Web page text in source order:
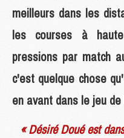
meilleurs dans les
les courses à
pressions par match
c'est quelque chose
en avant dans le jeu
« Désiré Doué est